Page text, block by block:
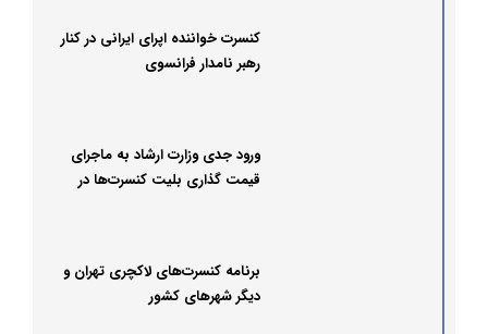
کنسرت خواننده اپرای ایرانی در کنار
رهبر نامدار فرانسوی
ورود جدی وزارت ارشاد به ماجرای
قیمت گذاری بلیت کنسرت‌ها در
برنامه کنسرت‌های لاکچری تهران و
دیگر شهرهای کشور